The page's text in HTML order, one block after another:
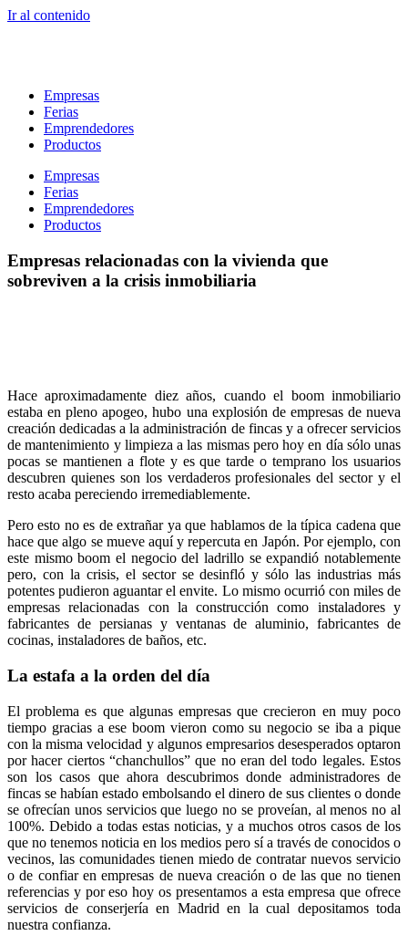
Ir al contenido
Empresas
Ferias
Emprendedores
Productos
Empresas
Ferias
Emprendedores
Productos
Empresas relacionadas con la vivienda que
sobreviven a la crisis inmobiliaria
Hace aproximadamente diez años, cuando el boom inmobiliario
estaba en pleno apogeo, hubo una explosión de empresas de nueva
creación dedicadas a la administración de fincas y a ofrecer servicios
de mantenimiento y limpieza a las mismas pero hoy en día sólo unas
pocas se mantienen a flote y es que tarde o temprano los usuarios
descubren quienes son los verdaderos profesionales del sector y el
resto acaba pereciendo irremediablemente.
Pero esto no es de extrañar ya que hablamos de la típica cadena que
hace que algo se mueve aquí y repercuta en Japón. Por ejemplo, con
este mismo boom el negocio del ladrillo se expandió notablemente
pero, con la crisis, el sector se desinfló y sólo las industrias más
potentes pudieron aguantar el envite. Lo mismo ocurrió con miles de
empresas relacionadas con la construcción como instaladores y
fabricantes de persianas y ventanas de aluminio, fabricantes de
cocinas, instaladores de baños, etc.
La estafa a la orden del día
El problema es que algunas empresas que crecieron en muy poco
tiempo gracias a ese boom vieron como su negocio se iba a pique
con la misma velocidad y algunos empresarios desesperados optaron
por hacer ciertos “chanchullos” que no eran del todo legales. Estos
son los casos que ahora descubrimos donde administradores de
fincas se habían estado embolsando el dinero de sus clientes o donde
se ofrecían unos servicios que luego no se proveían, al menos no al
100%. Debido a todas estas noticias, y a muchos otros casos de los
que no tenemos noticia en los medios pero sí a través de conocidos o
vecinos, las comunidades tienen miedo de contratar nuevos servicio
o de confiar en empresas de nueva creación o de las que no tienen
referencias y por eso hoy os presentamos a esta empresa que ofrece
servicios de conserjería en Madrid en la cual depositamos toda
nuestra confianza.